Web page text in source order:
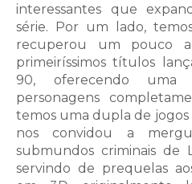
interessantes que
série. Por um lado,
recuperou um pouco
primeiríssimos títulos
90, oferecendo uma
personagens
temos uma dupla de jogos
nos convidou a
submundos criminais de
servindo de prequelas